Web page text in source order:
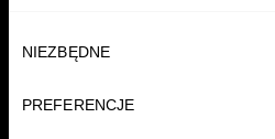
zgody
NIEZBĘDNE
PREFERENCJE